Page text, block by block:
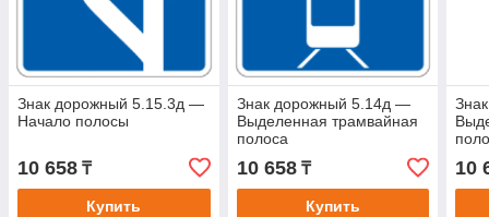
Знак дорожный 5.15.3д —
Начало полосы
10 658 ₸
Купить
Знак дорожный 5.14д —
Выделенная трамвайная
полоса
10 658₸
Купить
10